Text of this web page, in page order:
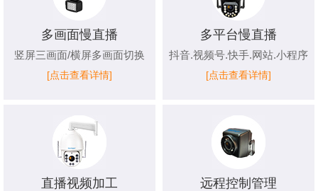
多画面慢直播
竖屏三画面/横屏多画面切换
[点击查看详情]
多平台慢直播
抖音.视频号.快手.网站.小程序
[点击查看详情]
直播视频加工 远程控制管理